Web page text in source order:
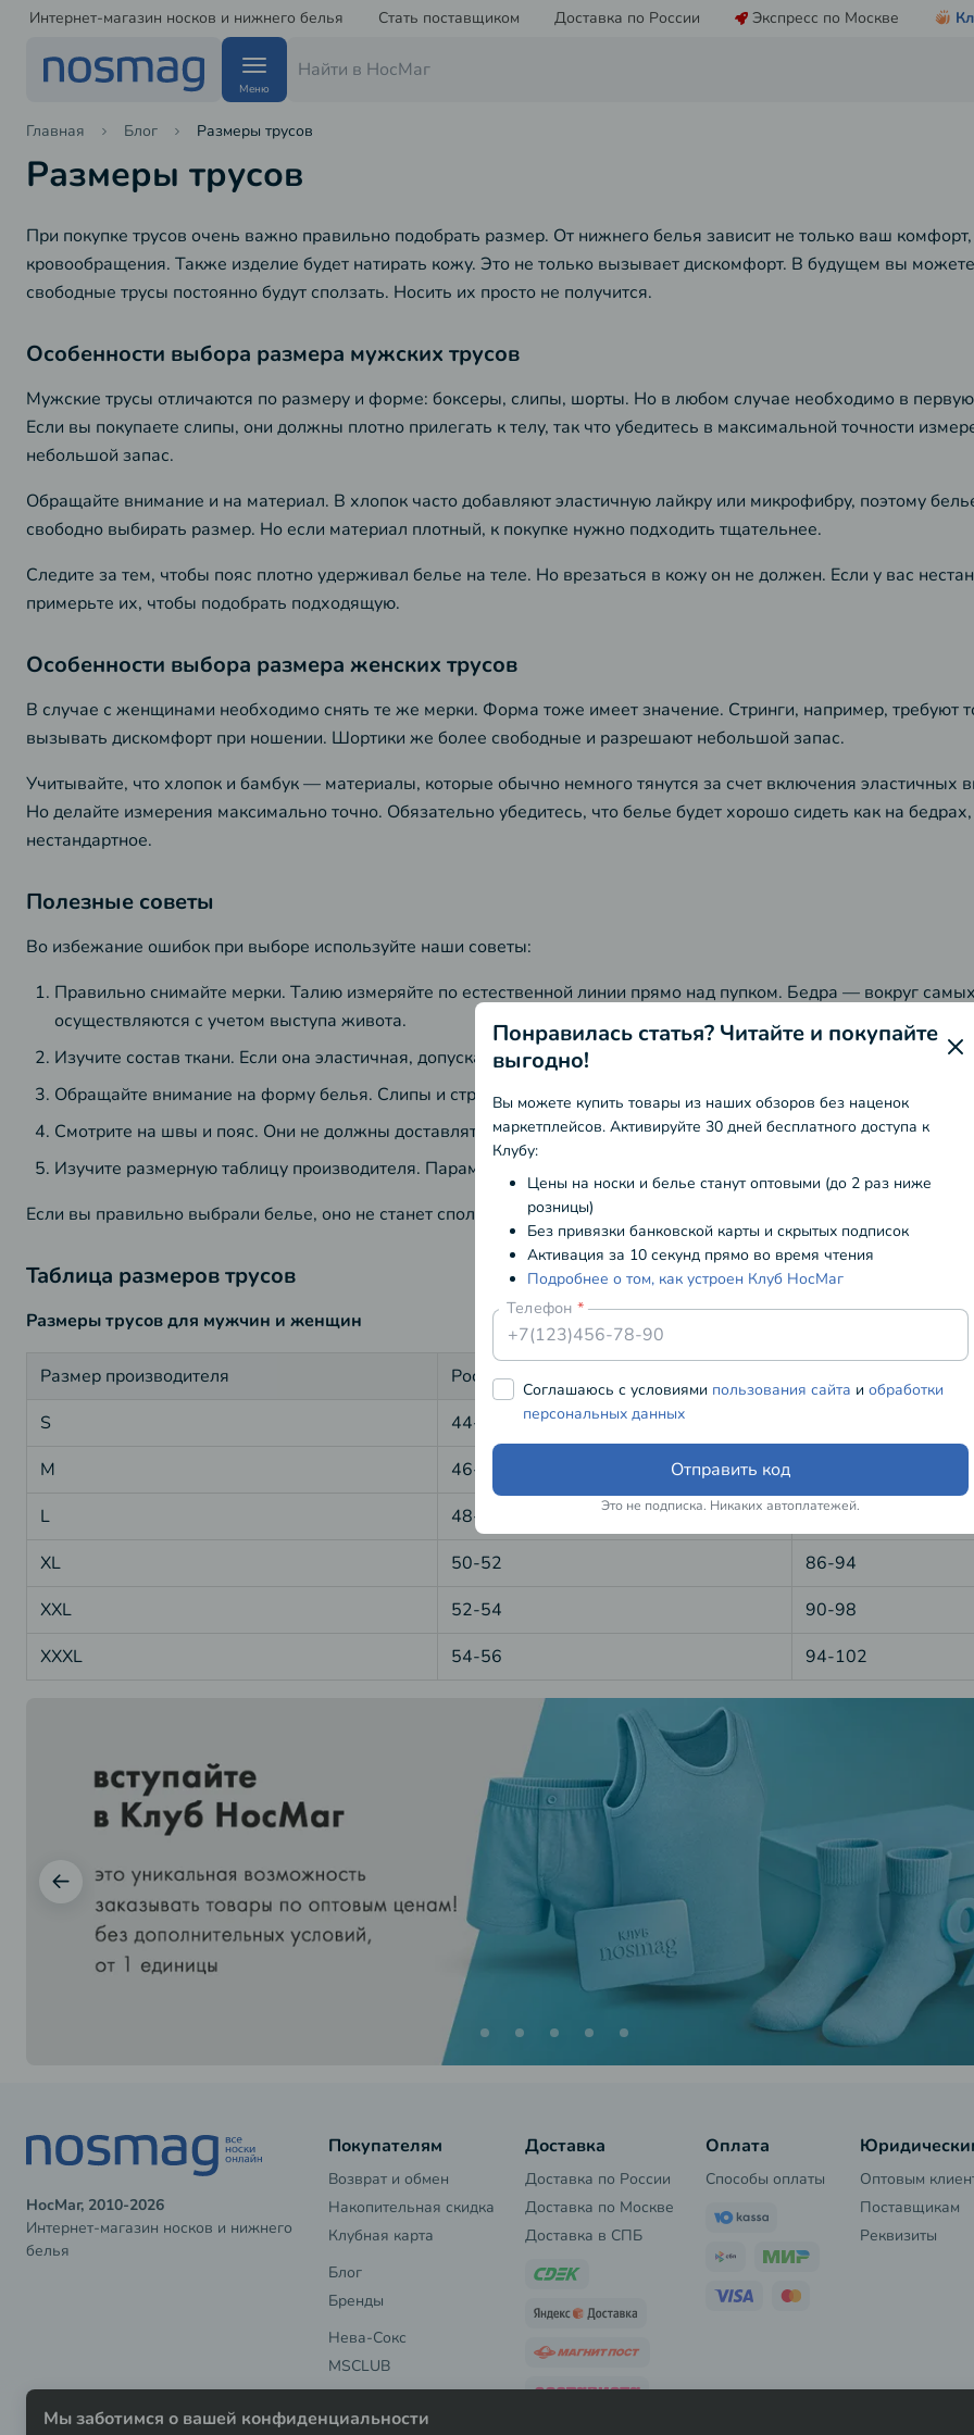
Интернет-магазин носков и нижнего белья Стать поставщиком Доставка по России Экспресс по Москве
Меню
Главная Блог Размеры трусов
Размеры трусов
При покупке трусов очень важно правильно подобрать размер. От нижнего белья зависит не только ваш
кровообращения. Также изделие будет натирать кожу. Это не только вызывает дискомфорт. В будущем вы
свободные трусы постоянно будут сползать. Носить их просто не получится.
Особенности выбора размера мужских трусов
Мужские трусы отличаются по размеру и форме: боксеры, слипы, шорты. Но в любом случае необходимо в первую
Если вы покупаете слипы, они должны плотно прилегать к телу, так что убедитесь в максимальной точности
небольшой запас.
Обращайте внимание и на материал. В хлопок часто добавляют эластичную лайкру или микрофибру, поэтому
свободно выбирать размер. Но если материал плотный, к покупке нужно подходить тщательнее.
Следите за тем, чтобы пояс плотно удерживал белье на теле. Но врезаться в кожу он не должен. Если у вас
примерьте их, чтобы подобрать подходящую.
Особенности выбора размера женских трусов
В случае с женщинами необходимо снять те же мерки. Форма тоже имеет значение. Стринги, например, требуют
вызывать дискомфорт при ношении. Шортики же более свободные и разрешают небольшой запас.
Учитывайте, что хлопок и бамбук — материалы, которые обычно немного тянутся за счет включения
Но делайте измерения максимально точно. Обязательно убедитесь, что белье будет хорошо сидеть как на
нестандартное.
Полезные советы
Во избежание ошибок при выборе используйте наши советы:
Правильно снимайте мерки. Талию измеряйте по естественной линии прямо над пупком. Бедра — вокруг
осуществляются с учетом выступа живота.
Изучите состав ткани. Если она эластичная, допускаются небольшие погрешности в измерениях.
Обращайте внимание на форму белья. Слипы и стринги должны строго соответствовать размеру, а боксеры и
Смотрите на швы и пояс. Они не должны доставлять дискомфорта.
Изучите размерную таблицу производителя. Параметры могут отличаться в зависимости от бренда.
Если вы правильно выбрали белье, оно не станет сползать или собираться в складки. Носить его будет комфортно.
Таблица размеров трусов
Размеры трусов для мужчин и женщин
Размер производителя Российский размер
S
44-46
M
46-48
L
48-50 82-90
XL
50-52 86-94
XXL
52-54 90-98
XXXL
54-56 94-102
Понравилась статья? Читайте и покупайте
выгодно!
Вы можете купить товары из наших обзоров без наценок
маркетплейсов. Активируйте 30 дней бесплатного доступа к
Клубу:
Цены на носки и белье станут оптовыми (до 2 раз ниже
розницы)
Без привязки банковской карты и скрытых подписок
Активация за 10 секунд прямо во время чтения
Подробнее о том, как устроен Клуб НосМаг
Телефон
Cоглашаюсь с условиями пользования сайта и обработки
персональных данных
Отправить код
Это не подписка. Никаких автоплатежей.
НосМаг, 2010-2026
Интернет-магазин носков и нижнего
белья
Покупателям
Возврат и обмен
Накопительная скидка
Клубная карта
Блог
Бренды
Нева-Сокс
MSCLUB
Доставка
Доставка по России
Доставка по Москве
Доставка в СПБ
Оплата
Способы оплаты
Оптовым
Поставщикам
Реквизиты
Мы заботимся о вашей конфиденциальности